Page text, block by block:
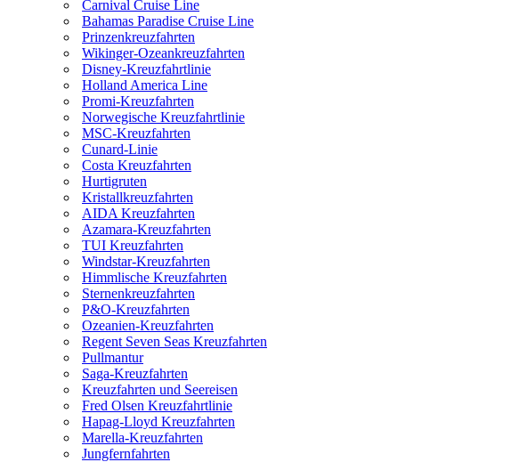
Carnival Cruise Line
Bahamas Paradise Cruise Line
Prinzenkreuzfahrten
Wikinger-Ozeankreuzfahrten
Disney-Kreuzfahrtlinie
Holland America Line
Promi-Kreuzfahrten
Norwegische Kreuzfahrtlinie
MSC-Kreuzfahrten
Cunard-Linie
Costa Kreuzfahrten
Hurtigruten
Kristallkreuzfahrten
AIDA Kreuzfahrten
Azamara-Kreuzfahrten
TUI Kreuzfahrten
Windstar-Kreuzfahrten
Himmlische Kreuzfahrten
Sternenkreuzfahrten
P&O-Kreuzfahrten
Ozeanien-Kreuzfahrten
Regent Seven Seas Kreuzfahrten
Pullmantur
Saga-Kreuzfahrten
Kreuzfahrten und Seereisen
Fred Olsen Kreuzfahrtlinie
Hapag-Lloyd Kreuzfahrten
Marella-Kreuzfahrten
Jungfernfahrten